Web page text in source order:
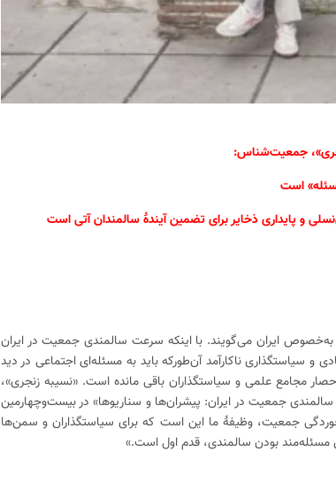
جمعیت‌شناس:
است
و پایداری ذخایر برای تضمین آیندهٔ سالمندان آتی است
ایران می‌گویند. با اینکه سرعت سالمندی جمعیت در ایران
سیاستگذاری ناکارآمد آن‌طورکه باید به مسئله‌ای اجتماعی در دید
مجامع علمی و سیاستگذاران باقی مانده است. «نسیبه زنجری»،
جمعیت در ایران: پیشران‌ها و سناریو‌ها» در بیست‌وچهارمین
جمعیت، وظیفهٔ ما این است که برای سیاستگذاران و سمن‌ها
مسئله‌مند بودن سالمندی، قدم اول است.»